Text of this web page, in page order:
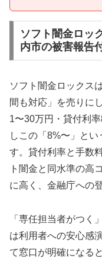
ソフト闇金ロッ
内市の被害報告
ソフト闇金ロックス
間も対応」を売りに
1〜30万円・貸付利
しこの「8%〜」と
す。貸付利率と手数
ト闇金と同水準の高
に高く、金融庁への
「専任担当者がつく
は利用者への安心感
て窓口が明確になる